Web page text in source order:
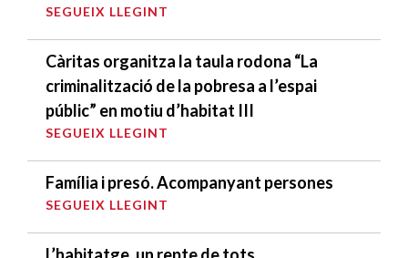
SEGUEIX LLEGINT
Càritas organitza la taula rodona “La
criminalització de la pobresa a l’espai
públic” en motiu d’habitat III
SEGUEIX LLEGINT
Família i presó. Acompanyant persones
SEGUEIX LLEGINT